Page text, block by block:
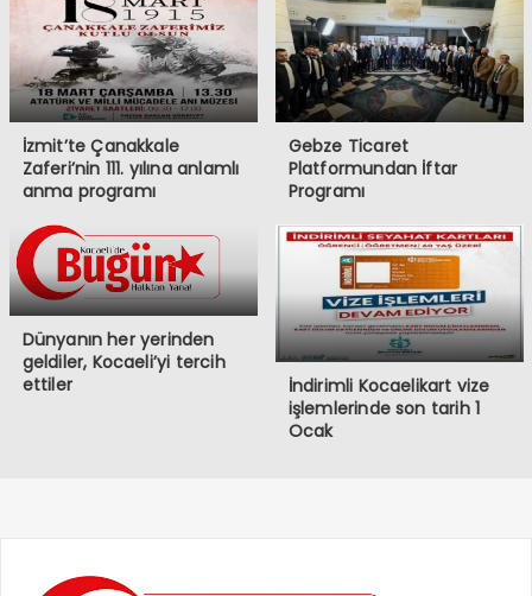
İzmit’te Çanakkale
Zaferi’nin 111. yılına anlamlı
anma programı
Gebze Ticaret
Platformundan İftar
Programı
Dünyanın her yerinden
geldiler, Kocaeli’yi tercih
ettiler
İndirimli Kocaelikart vize
işlemlerinde son tarih 1
Ocak